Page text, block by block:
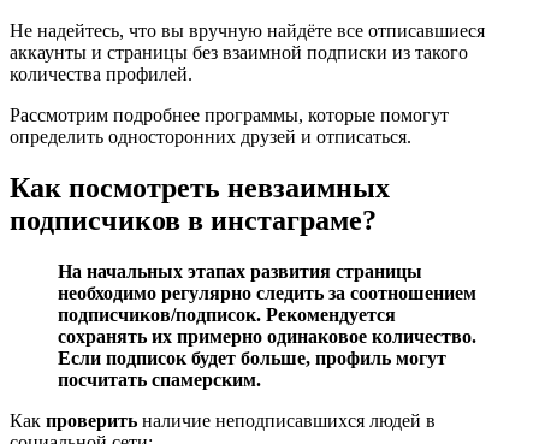
Не надейтесь, что вы вручную найдёте все отписавшиеся
аккаунты и страницы без взаимной подписки из такого
количества профилей.
Рассмотрим подробнее программы, которые помогут
определить односторонних друзей и отписаться.
Как посмотреть невзаимных
подписчиков в инстаграме?
На начальных этапах развития страницы
необходимо регулярно следить за соотношением
подписчиков/подписок. Рекомендуется
сохранять их примерно одинаковое количество.
Если подписок будет больше, профиль могут
посчитать спамерским.
Как проверить наличие неподписавшихся людей в